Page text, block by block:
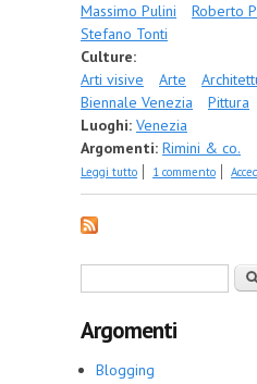
Massimo Pulini
Roberto
Stefano Tonti
Culture:
Arti visive
Arte
Biennale Venezia
Pittura
Luoghi: Venezia
Argomenti: Rimini & co.
Leggi tutto su Le farfalle di
1 commento
Argomenti
Blogging